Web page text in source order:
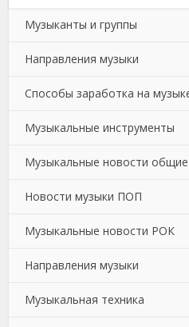
Музыканты и группы
Направления музыки
Способы заработка на
Музыкальные инструменты
Музыкальные новости общие
Новости музыки ПОП
Музыкальные новости РОК
Направления музыки
Музыкальная техника